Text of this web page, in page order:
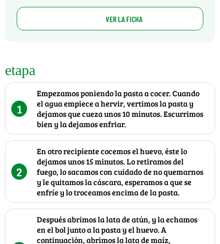
VER LA FICHA
etapa
1
Empezamos poniendo la pasta a cocer. Cuando
el agua empiece a hervir, vertimos la pasta y
dejamos que cueza unos 10 minutos. Escurrimos
bien y la dejamos enfriar.
2
En otro recipiente cocemos el huevo, éste lo
dejamos unos 15 minutos. Lo retiramos del
fuego, lo sacamos con cuidado de no quemarnos
y le quitamos la cáscara, esperamos a que se
enfríe y lo troceamos encima de la pasta.
Después abrimos la lata de atún, y la echamos
en el bol junto a la pasta y el huevo. A
continuación, abrimos la lata de maíz,